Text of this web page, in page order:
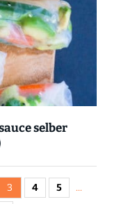
selber
3 4 5
...